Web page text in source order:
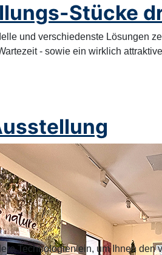
Stücke
und verschiedenste Lösungen
- sowie ein wirklich
Technologien ein, um Ihnen